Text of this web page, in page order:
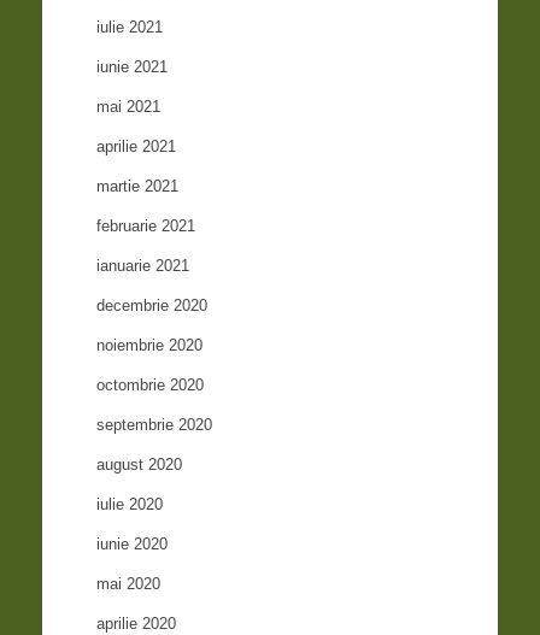
iulie 2021
iunie 2021
mai 2021
aprilie 2021
martie 2021
februarie 2021
ianuarie 2021
decembrie 2020
noiembrie 2020
octombrie 2020
septembrie 2020
august 2020
iulie 2020
iunie 2020
mai 2020
aprilie 2020